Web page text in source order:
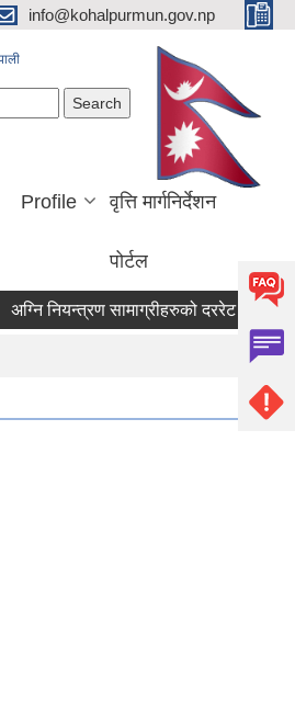
info@kohalpurmun.gov.np
Profile वृत्ति मार्गनिर्देशन
पोर्टल